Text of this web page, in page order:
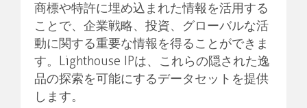
商標や特許に埋め込まれた情報を活用する
ことで、企業戦略、投資、グローバルな活
動に関する重要な情報を得ることができま
す。Lighthouse IPは、これらの隠された逸
品の探索を可能にするデータセットを提供
します。